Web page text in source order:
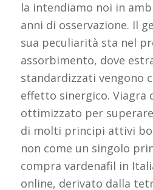
la intendiamo noi in
anni di osservazione. Il
sua peculiarità sta nel
assorbimento, dove
standardizzati vengono
effetto sinergico. Viagra
ottimizzato per
di molti principi attivi
non come un singolo
compra vardenafil in
online, derivato dalla